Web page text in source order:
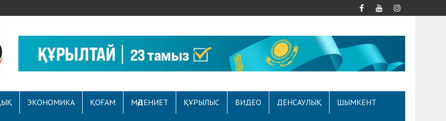
ЭКОНОМИКА ҚОҒАМ МӘДЕНИЕТ ҚҰРЫЛЫС ВИДЕО ДЕНСАУЛЫҚ ШЫМКЕНТ